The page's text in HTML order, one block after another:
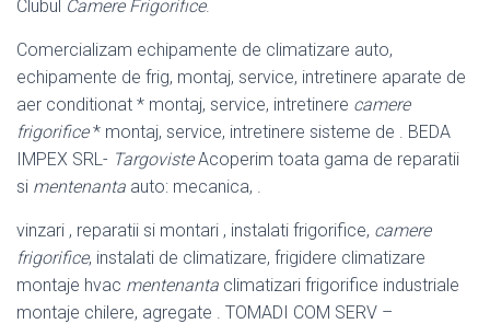
Clubul Camere Frigorifice.
Comercializam echipamente de climatizare auto,
echipamente de frig, montaj, service, intretinere aparate de
aer conditionat * montaj, service, intretinere camere
frigorifice* montaj, service, intretinere sisteme de . BEDA
IMPEX SRL- TargovisteAcoperim toata gama de reparatii
si mentenanta auto: mecanica, .
vinzari , reparatii si montari , instalati frigorifice, camere
frigorifice, instalati de climatizare, frigidere climatizare
montaje hvac mentenanta climatizari frigorifice industriale
montaje chilere, agregate . TOMADI COM SERV –